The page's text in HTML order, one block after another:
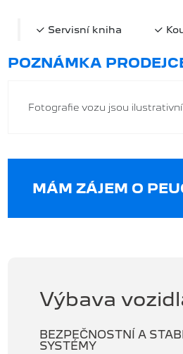
Výbava
BEZPEČNOSTNÍ A
SYSTÉMY
Servisní kniha
POZNÁMKA
Fotografie vozu jsou ilustrativní.
MÁM ZÁJEM O